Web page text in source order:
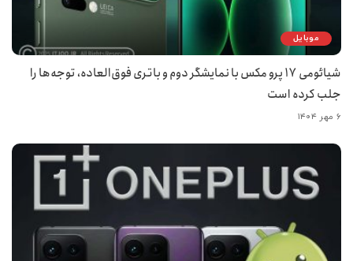
موبایل
شیائومی ۱۷ پرو مکس با نمایشگر دوم و باتری فوق‌العاده، توجه‌ها را
جلب کرده است
۶ مهر ۱۴۰۴